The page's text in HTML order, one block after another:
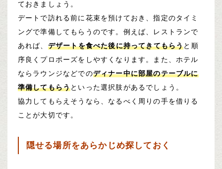
ておきましょう。
デートで訪れる前に花束を預けておき、指定のタイミ
ングで準備してもらうのです。例えば、レストランで
あれば、 デザートを食べた後に持ってきてもらうと順
序良くプロポーズをしやすくなります。また、ホテル
ならラウンジなどでのディナー中に部屋のテーブルに
準備してもらうといった選択肢があるでしょう。
協力してもらえそうなら、なるべく周りの手を借りる
ことが大切です。
隠せる場所をあらかじめ探しておく